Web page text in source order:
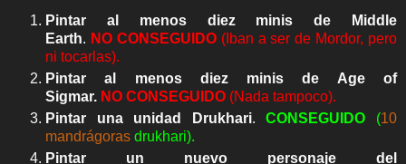
Pintar al menos diez minis de Middle
Earth. NO CONSEGUIDO(Iban a ser de Mordor, pero
ni tocarlas).
Pintar al menos diez minis de Age of
Sigmar. NO CONSEGUIDO (Nada tampoco).
Pintar una unidad Drukhari.CONSEGUIDO (10
mandrágoras drukhari).
Pintar un nuevo personaje del